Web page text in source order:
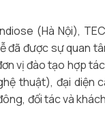
(Hà Nội),
đã được sự quan
vị đào tạo hợp
thuật), đại diện
đối tác và